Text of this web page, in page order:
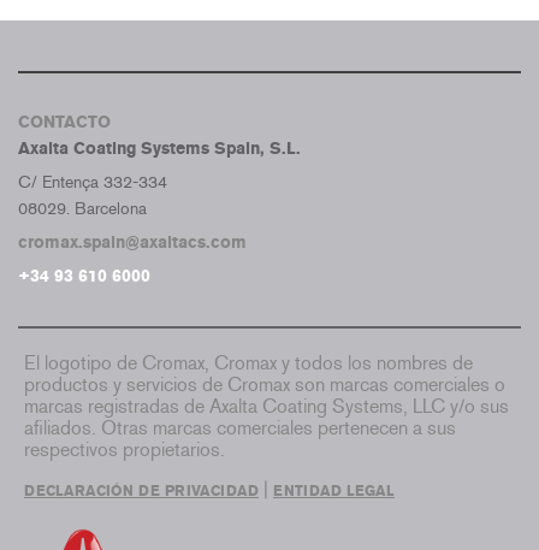
CONTACTO
Axalta Coating Systems Spain, S.L.
C/ Entença 332-334
08029. Barcelona
cromax.spain@axaltacs.com
+34 93 610 6000
El logotipo de Cromax, Cromax y todos los nombres de
productos y servicios de Cromax son marcas comerciales o
marcas registradas de Axalta Coating Systems, LLC y/o sus
afiliados. Otras marcas comerciales pertenecen a sus
respectivos propietarios.
DECLARACIÓN DE PRIVACIDAD ENTIDAD LEGAL